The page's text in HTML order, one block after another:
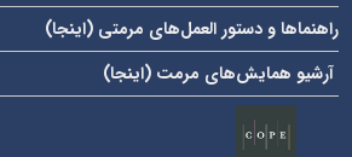
راهنماها و دستور العمل‌های مرمتی ( اینجا)
آرشیو همایش‌های مرمت ( اینجا)